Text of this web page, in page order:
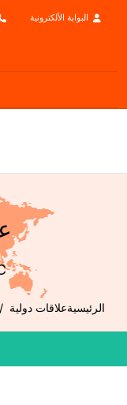
البوابة الألكترونية
الرئيسيةعلاقات دولية